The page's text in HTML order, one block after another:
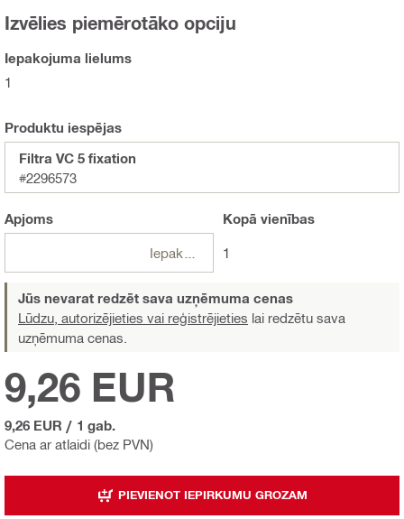
Izvēlies piemērotāko opciju
Iepakojuma lielums
1
Produktu iespējas
Filtra VC 5 fixation
#2296573
Apjoms Kopā vienības
1
Jūs nevarat redzēt sava uzņēmuma cenas
Lūdzu, autorizējieties vai reģistrējieties lai redzētu sava
uzņēmuma cenas.
Cena ar atlaidi (bez PVN)
9,26 EUR
9,26 EUR / 1 gab.
PIEVIENOT IEPIRKUMU GROZAM